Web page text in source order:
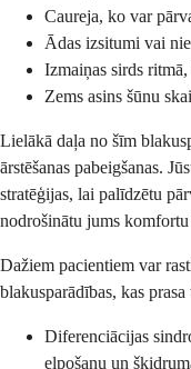
Caureja, ko var
Ādas izsitumi vai
Izmaiņas sirds
Zems asins šūnu
Lielākā daļa no šīm
ārstēšanas pabeigšanas.
stratēģijas, lai palīdzētu
nodrošinātu jums komfortu
Dažiem pacientiem var
blakusparādības, kas
Diferenciācijas
elpošanu un